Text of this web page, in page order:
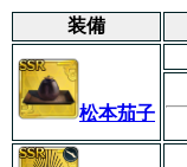
装備
松本茄子